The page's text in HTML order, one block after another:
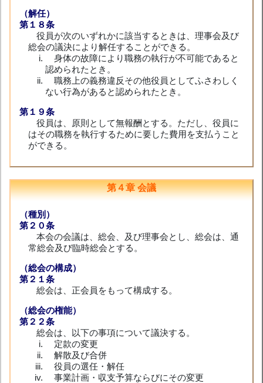
（解任）
第１８条
役員が次のいずれかに該当するときは、理事会及び
総会の議決により解任することができる。
身体の故障により職務の執行が不可能であると
認められたとき。
職務上の義務違反その他役員としてふさわしく
ない行為があると認められたとき。
第１９条
役員は、原則として無報酬とする。ただし、役員に
はその職務を執行するために要した費用を支払うこと
ができる。
第４章 会議
（種別）
第２０条
本会の会議は、総会、及び理事会とし、総会は、通
常総会及び臨時総会とする。
（総会の構成）
第２１条
総会は、正会員をもって構成する。
（総会の権能）
第２２条
総会は、以下の事項について議決する。
定款の変更
解散及び合併
役員の選任・解任
事業計画・収支予算ならびにその変更